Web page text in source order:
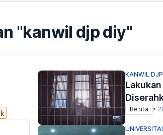
"kanwil djp diy"
KANWIL
Berita •